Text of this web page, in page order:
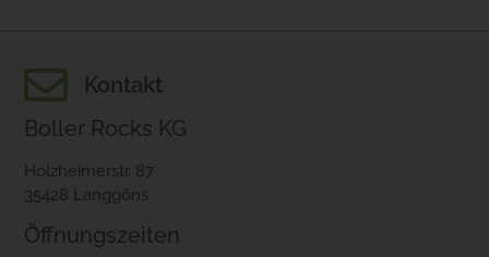
Kontakt
Boller Rocks KG
Holzheimerstr. 87
35428 Langgöns
Öffnungszeiten